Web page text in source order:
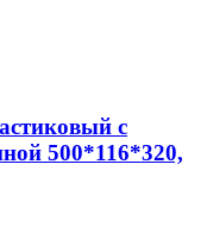
с
500*116*320,